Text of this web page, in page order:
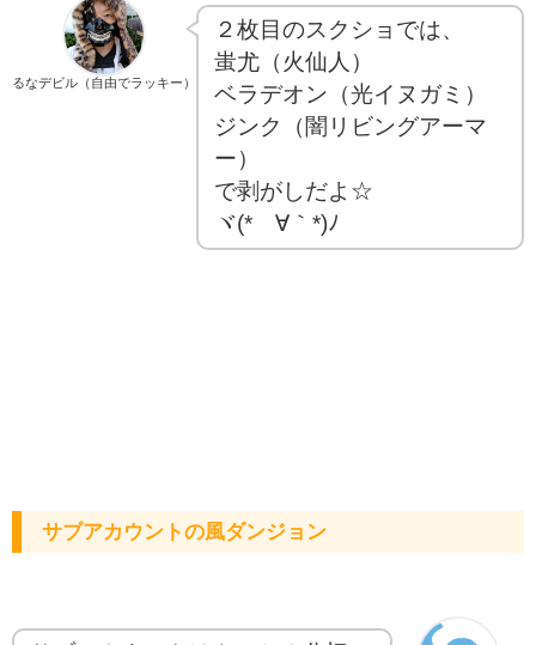
るなデビル（自由でラッキー）
２枚目のスクショでは、
蚩尤（火仙人）
ベラデオン（光イヌガミ）
ジンク（闇リビングアーマ
ー）
で剥がしだよ☆
ヾ(*´∀｀*)ﾉ
サブアカウントの風ダンジョン